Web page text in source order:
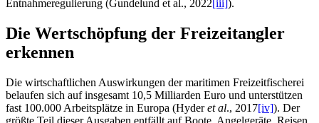
Entnahmeregulierung (Gundelund et al., 2022[iii]).
Die Wertschöpfung der Freizeitangler
erkennen
Die wirtschaftlichen Auswirkungen der maritimen Freizeitfischerei
belaufen sich auf insgesamt 10,5 Milliarden Euro und unterstützen
fast 100.000 Arbeitsplätze in Europa (Hyderet al., 2017[iv]). Der
größte Teil dieser Ausgaben entfällt auf Boote, Angelgeräte, Reisen